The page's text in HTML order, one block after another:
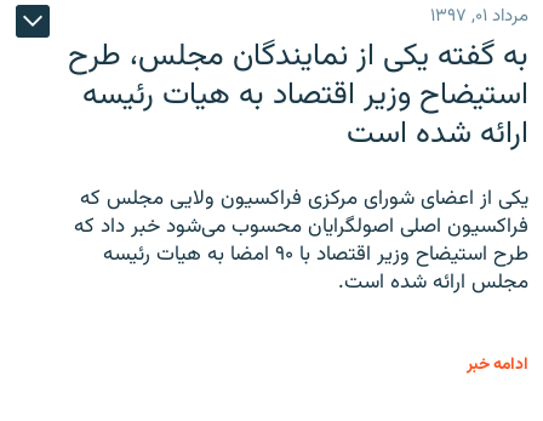
مرداد ۰۱, ۱۳۹۷
به گفته یکی از نمایندگان مجلس، طرح
استیضاح وزیر اقتصاد به هیات رئیسه
ارائه شده است
یکی از اعضای شورای مرکزی فراکسیون ولایی مجلس که
فراکسیون اصلی اصولگرایان محسوب می‌شود خبر داد که
طرح استیضاح وزیر اقتصاد با ۹۰ امضا به هیات رئیسه
مجلس ارائه شده است.
ادامه خبر